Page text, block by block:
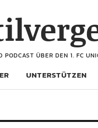
PODCAST ÜBER DEN 1. FC
UNTERSTÜTZEN